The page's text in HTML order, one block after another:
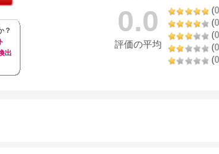
0.0
評価の平均
(0
(0
(0
(0
(0
？
出